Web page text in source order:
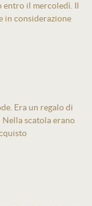
entro il mercoledì. Il
in considerazione
Era un regalo di
Nella scatola erano